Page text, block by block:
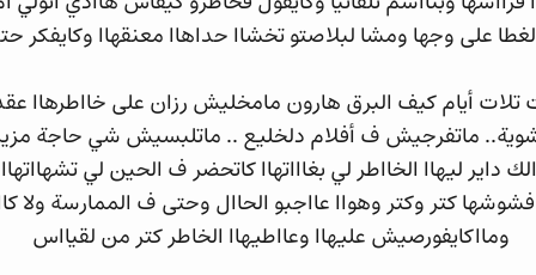
على وجها ومشا لبلاصتو تخشاا حداهاا معنقهاا وكايفكر
تلات أيام كيف البرق هارون مامخليش رزان على خااطرهاا
ماتفرجيش ف أفلام دلخليع .. ماتلبسيش شي حاجة
داير ليهاا الخااطر لي بغاااتهاا كاتحضر ف الحين لي
فشوشها كتر وكتر وهواا عااجبو الحاال وحتى ف الممارسة ولا
ومااكايفورصيش عليهاا وعااطيهاا الخاطر كتر من لقيااس